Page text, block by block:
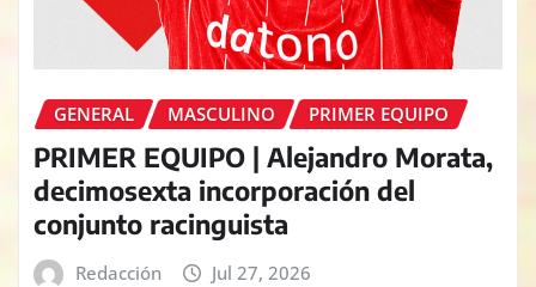
GENERAL MASCULINO PRIMER EQUIPO
PRIMER EQUIPO | Alejandro Morata,
decimosexta incorporación del
conjunto racinguista
Redacción Jul 27, 2026